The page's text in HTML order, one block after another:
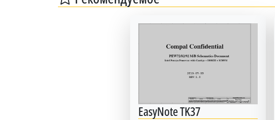
EasyNote TK37